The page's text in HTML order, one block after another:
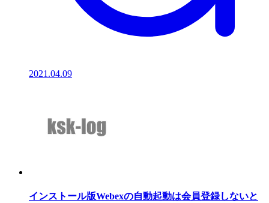
2021.04.09
インストール版Webexの自動起動は会員登録しないと